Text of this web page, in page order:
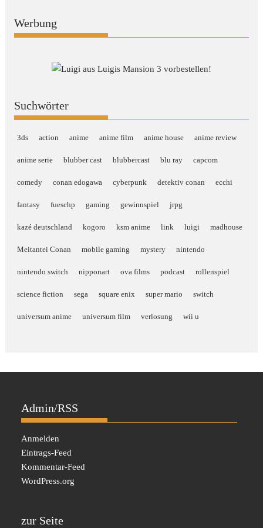
Werbung
Suchwörter
3ds action anime anime film anime house anime review
anime serie blubber cast blubbercast blu ray capcom
comedy conan edogawa cyberpunk detektiv conan ecchi
fantasy fueschp gaming gewinnspiel jrpg
kazé deutschland kogoro ksm anime link luigi madhouse
Meitantei Conan mobile gaming mystery nintendo
nintendo switch nipponart ova films podcast rollenspiel
science fiction sega square enix super mario switch
universum anime universum film verlosung wii u
Admin/RSS
Anmelden
Eintrags-Feed
Kommentar-Feed
WordPress.org
zur Seite